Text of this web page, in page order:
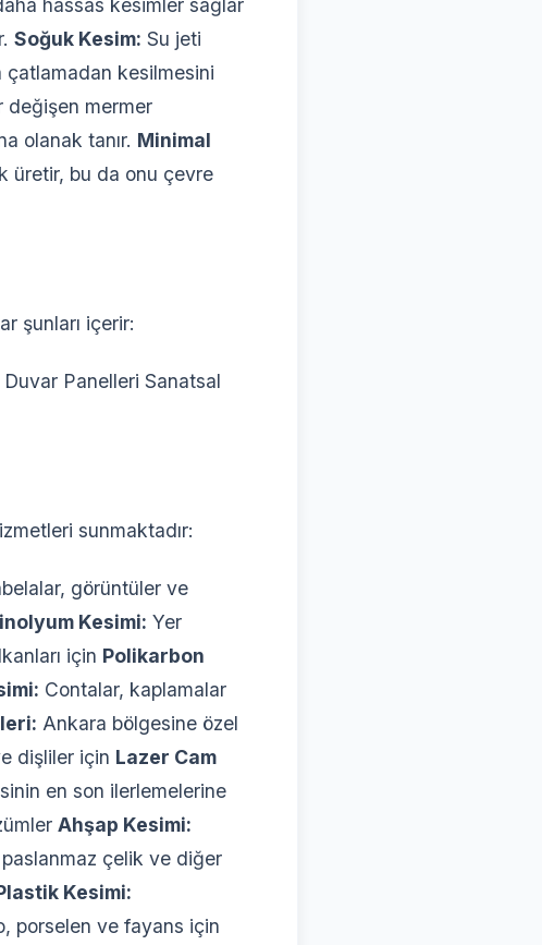
Soğuk Kesim: Su jeti
çatlamadan kesilmesini
değişen mermer
olanak tanır. Minimal
üretir, bu da onu çevre
şunları içerir:
Panelleri Sanatsal
sunmaktadır:
görüntüler ve
Kesimi: Yer
için Polikarbon
Contalar, kaplamalar
Ankara bölgesine özel
dişliler için Lazer Cam
en son ilerlemelerine
Ahşap Kesimi:
çelik ve diğer
Kesimi:
porselen ve fayans için